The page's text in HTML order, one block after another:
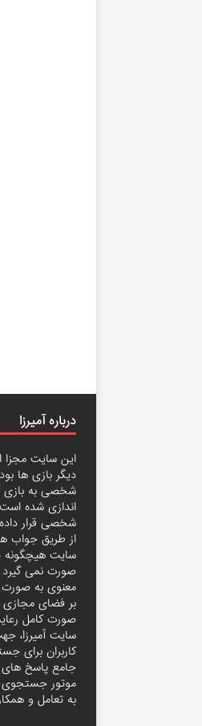
درباره آمیرزا
این سایت مجزا
دیگر بازی ها
شخصی به بازی
اندازی شده
شخصی قرار
از طریق جواب
سایت هیچگونه
صورت نمی
معنوی به صورت
بر فضای مجازی
صورت کامل
سایت آمیرزا،
کاربران برای
جامع پاسخ های
موتور جستجوی
به تعامل و